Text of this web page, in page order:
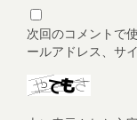
次回のコメントで
ールアドレス、サ